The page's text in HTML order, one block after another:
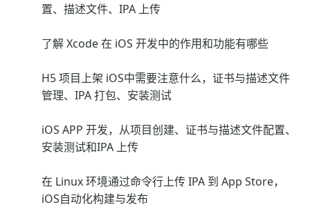
置、描述文件、IPA 上传
了解 Xcode 在 iOS 开发中的作用和功能有哪些
H5 项目上架 iOS中需要注意什么，证书与描述文件
管理、IPA 打包、安装测试
iOS APP 开发，从项目创建、证书与描述文件配置、
安装测试和IPA 上传
在 Linux 环境通过命令行上传 IPA 到 App Store，
iOS自动化构建与发布